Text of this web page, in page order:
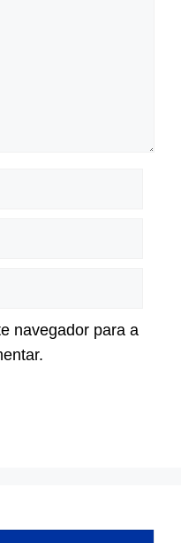
navegador para a